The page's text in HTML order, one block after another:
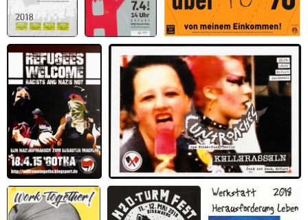
Thüringer
Ostemärsche
Thüringer
Mietparade.
Keine Profite
mit unserer
Miete.
Meine Miete verschlingt über
X% von meinem Einkommen
Refugees welcome.
Racists and nazis not
Konzert mit Cuntroaches und Kellerasseln